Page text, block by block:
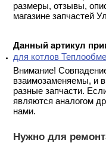
размеры, отзывы,
магазине запчастей
Данный артикул
для котлов
Внимание!
взаимозаменяемы, и
разные запчасти.
являются аналогом
нами.
Нужно для